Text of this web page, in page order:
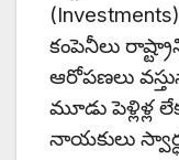
కంపెనీలు
ఆరోపణలు
మూడు పెళ్లిళ్ల
నాయకులు